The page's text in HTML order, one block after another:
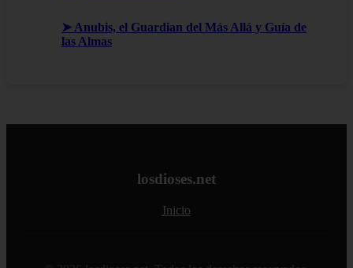
➤ Anubis, el Guardian del Más Allá y Guía de
las Almas
losdioses.net
Inicio